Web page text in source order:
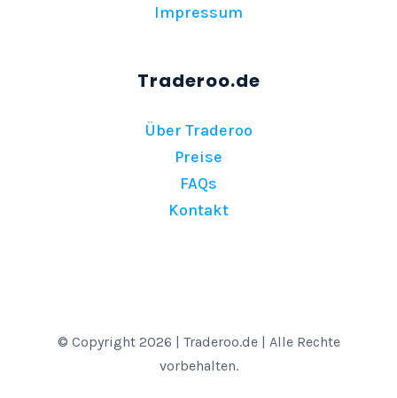
Impressum
Über Traderoo
Preise
FAQs
Kontakt
© Copyright 2026 | Traderoo.de | Alle Rechte
vorbehalten.